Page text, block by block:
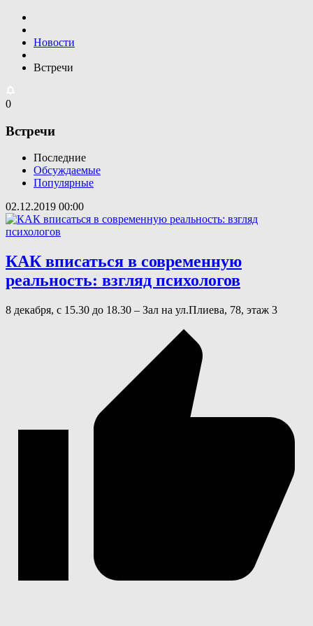
Новости
Встречи
0
Встречи
Последние
Обсуждаемые
Популярные
02.12.2019 00:00
КАК вписаться в современную
реальность: взгляд психологов
8 декабря, с 15.30 до 18.30 – Зал на ул.Плиева, 78, этаж 3